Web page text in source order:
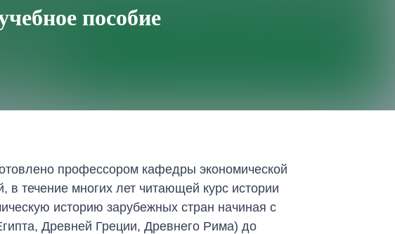
пособие
профессором кафедры экономической
течение многих лет читающей курс истории
историю зарубежных стран начиная с
Древней Греции, Древнего Рима) до